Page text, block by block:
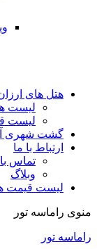
هتل های
لیست
لیست
گشت شهری
ارتباط با ما
تماس
وبلاگ
لیست قیمت
منوی راماسه تور
راماسه تور